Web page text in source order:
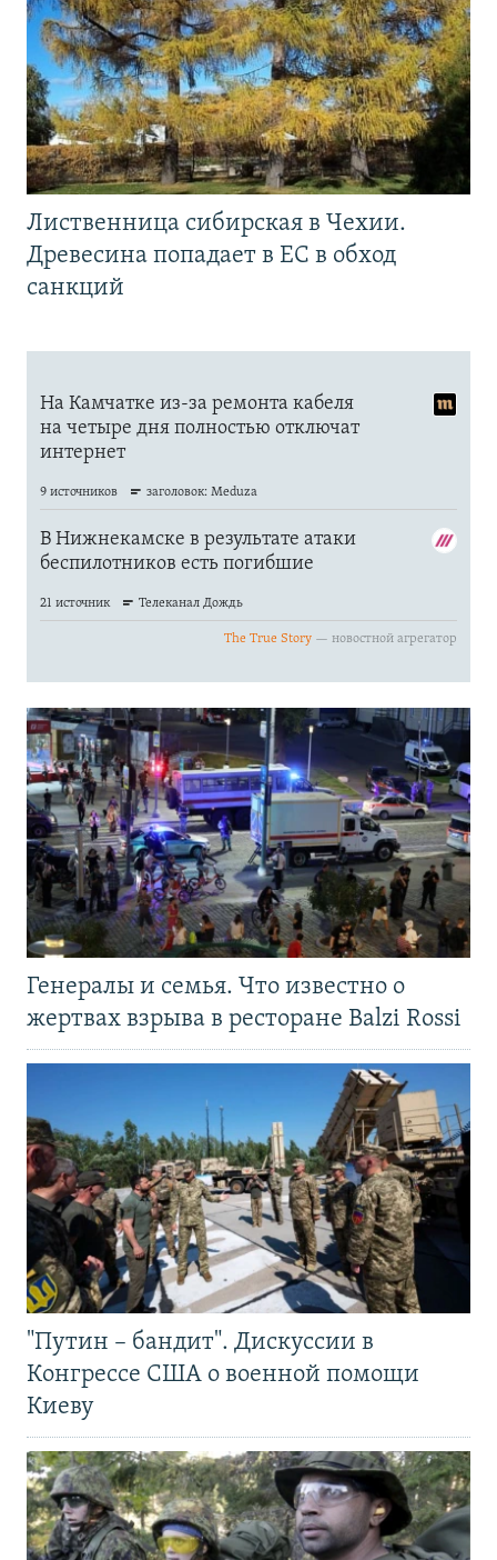
Лиственница сибирская в Чехии.
Древесина попадает в ЕС в обход
санкций
Генералы и семья. Что известно о
жертвах взрыва в ресторане Balzi Rossi
"Путин – бандит". Дискуссии в
Конгрессе США о военной помощи
Киеву